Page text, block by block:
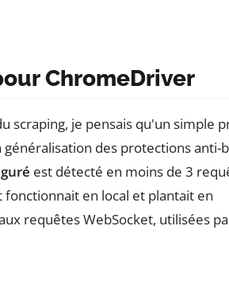
ChromeDriver
scraping, je pensais qu'un simple
généralisation des protections anti-
est détecté en moins de 3
en local et plantait en
requêtes WebSocket, utilisées